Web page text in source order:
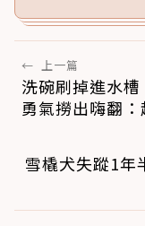
← 上一篇
洗碗刷掉進水
勇氣撈出嗨翻：
雪橇犬失蹤1年